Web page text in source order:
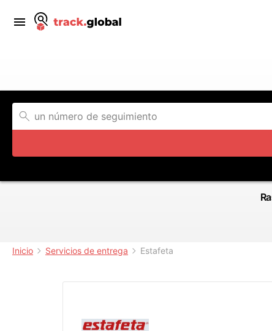
Inicio Servicios de entrega Estafeta